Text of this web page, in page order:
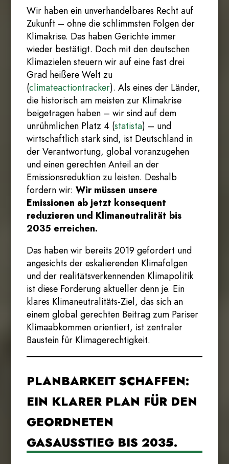
Wir haben ein unverhandelbares Recht auf
Zukunft – ohne die schlimmsten Folgen der
Klimakrise. Das haben Gerichte immer
wieder bestätigt. Doch mit den deutschen
Klimazielen steuern wir auf eine fast drei
Grad heißere Welt zu
(climateactiontracker). Als eines der Länder,
die historisch am meisten zur Klimakrise
beigetragen haben – wir sind auf dem
unrühmlichen Platz 4 (statista) – und
wirtschaftlich stark sind, ist Deutschland in
der Verantwortung, global voranzugehen
und einen gerechten Anteil an der
Emissionsreduktion zu leisten. Deshalb
fordern wir:Wir müssen unsere
Emissionen ab jetzt konsequent
reduzieren und Klimaneutralität bis
2035 erreichen.
Das haben wir bereits 2019 gefordert und
angesichts der eskalierenden Klimafolgen
und der realitätsverkennenden Klimapolitik
ist diese Forderung aktueller denn je. Ein
klares Klimaneutralitäts-Ziel, das sich an
einem global gerechten Beitrag zum Pariser
Klimaabkommen orientiert, ist zentraler
Baustein für Klimagerechtigkeit.
PLANBARKEIT SCHAFFEN:
EIN KLARER PLAN FÜR DEN
GEORDNETEN
GASAUSSTIEG BIS 2035.